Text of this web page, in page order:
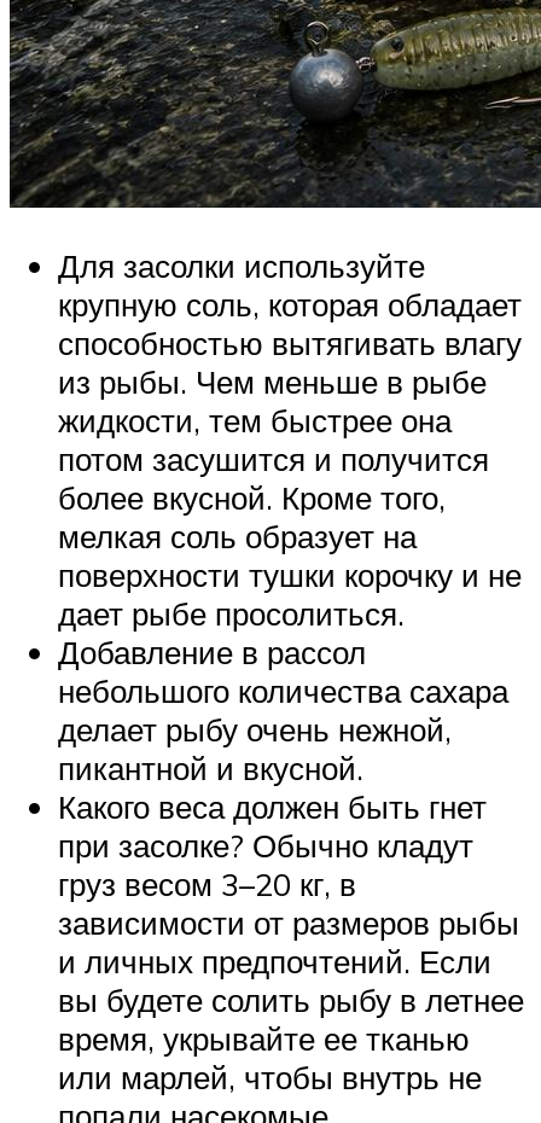
Для засолки используйте
крупную соль, которая обладает
способностью вытягивать влагу
из рыбы. Чем меньше в рыбе
жидкости, тем быстрее она
потом засушится и получится
более вкусной. Кроме того,
мелкая соль образует на
поверхности тушки корочку и не
дает рыбе просолиться.
Добавление в рассол
небольшого количества сахара
делает рыбу очень нежной,
пикантной и вкусной.
Какого веса должен быть гнет
при засолке? Обычно кладут
груз весом 3–20 кг, в
зависимости от размеров рыбы
и личных предпочтений. Если
вы будете солить рыбу в летнее
время, укрывайте ее тканью
или марлей, чтобы внутрь не